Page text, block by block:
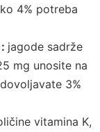
4% potreba
jagode sadrže
mg unosite na
3%
vitamina K,